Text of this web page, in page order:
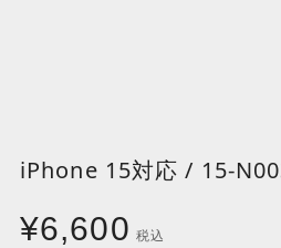
iPhone 15対応 / 15-
¥6,600 税込